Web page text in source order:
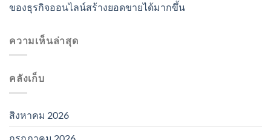
ของธุรกิจออนไลน์สร้างยอดขายได้มากขึ้น
ความเห็นล่าสุด
คลังเก็บ
สิงหาคม 2026